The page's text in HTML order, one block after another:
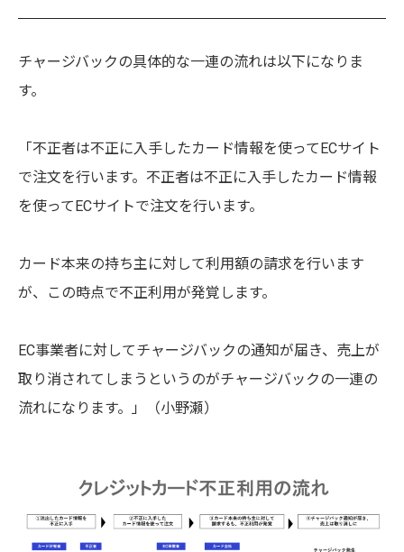
チャージバックの具体的な一連の流れは以下になりま
す。
「不正者は不正に入手したカード情報を使ってECサイト
で注文を行います。 不正者は不正に入手したカード情報
を使ってECサイトで注文を行います。
カード本来の持ち主に対して利用額の請求を行います
が、この時点で不正利用が発覚します。
EC事業者に対してチャージバックの通知が届き、売上が
取り消されてしまうというのがチャージバックの一連の
流れになります。」（小野瀬）